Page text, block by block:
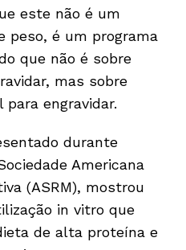
este não é um
peso, é um programa
que não é sobre
mas sobre
engravidar.
durante
Americana
(ASRM), mostrou
in vitro que
de alta proteína e